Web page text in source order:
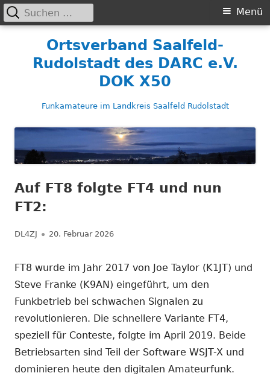
Ortsverband Saalfeld-
Rudolstadt des DARC e.V.
DOK X50
Funkamateure im Landkreis Saalfeld Rudolstadt
Primäres
Menü
Suchen
nach:
Auf FT8 folgte FT4 und nun
FT2:
Autor
DL4ZJ Veröffentlicht
20. Februar 2026
FT8 wurde im Jahr 2017 von Joe Taylor (K1JT) und
Steve Franke (K9AN) eingeführt, um den
Funkbetrieb bei schwachen Signalen zu
revolutionieren. Die schnellere Variante FT4,
speziell für Conteste, folgte im April 2019. Beide
Betriebsarten sind Teil der Software WSJT-X und
dominieren heute den digitalen Amateurfunk.